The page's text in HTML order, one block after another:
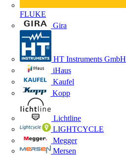
FLUKE
Gira
HT Instruments GmbH
iHaus
Kaufel
Kopp
Lichtline
LIGHTCYCLE
Megger
Mersen